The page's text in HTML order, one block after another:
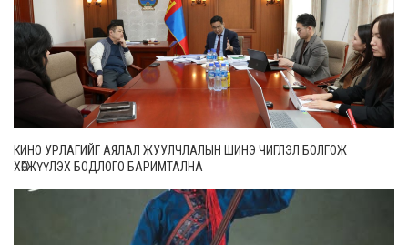
КИНО УРЛАГИЙГ АЯЛАЛ ЖУУЛЧЛАЛЫН ШИНЭ ЧИГЛЭЛ БОЛГОЖ
ХӨГЖҮҮЛЭХ БОДЛОГО БАРИМТАЛНА